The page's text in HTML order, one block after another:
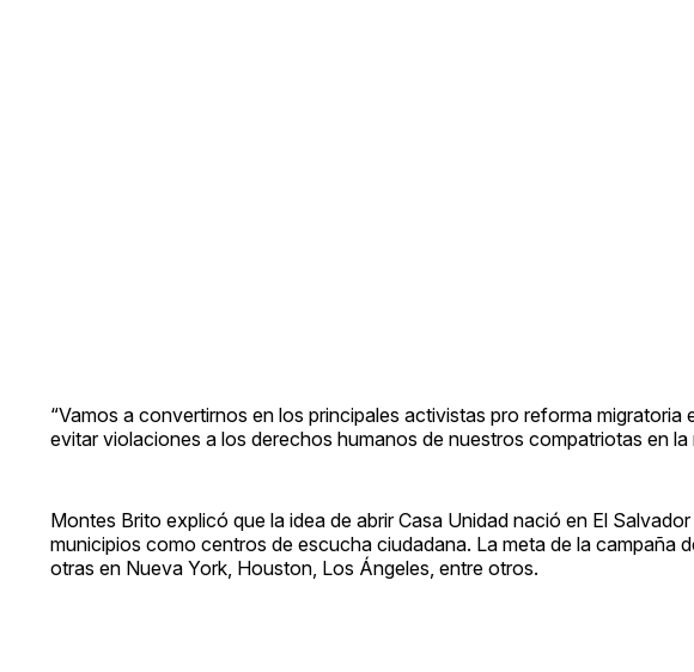
“Vamos a convertirnos en los principales activistas pro reforma
evitar violaciones a los derechos humanos de nuestros compatriotas en la
Montes Brito explicó que la idea de abrir Casa Unidad nació en El
municipios como centros de escucha ciudadana. La meta de la campaña
otras en Nueva York, Houston, Los Ángeles, entre otros.